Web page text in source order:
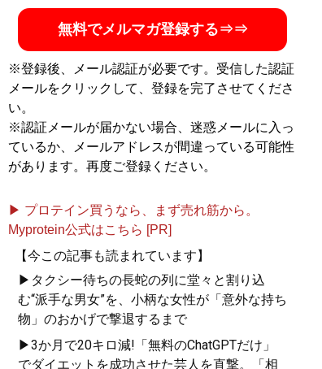
無料でメルマガ登録する⇒⇒
※登録後、メール認証が必要です。受信した認証
メールをクリックして、登録を完了させてくださ
い。
※認証メールが届かない場合、迷惑メールに入っ
ているか、メールアドレスが間違っている可能性
があります。再度ご登録ください。
▶ プロテイン買うなら、まず売れ筋から。
Myprotein公式はこちら [PR]
【今この記事も読まれています】
▶タクシー待ちの長蛇の列に堂々と割り込
む“派手な男女”を、小柄な女性が「意外な持ち
物」のおかげで撃退するまで
▶3か月で20キロ減!「無料のChatGPTだけ」
でダイエットを成功させた芸人を直撃。「相